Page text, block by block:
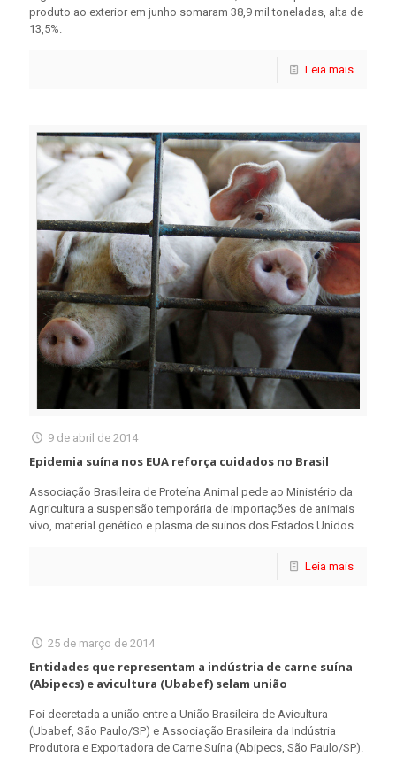
produto ao exterior em junho somaram 38,9 mil toneladas, alta de
13,5%.
Leia mais
9 de abril de 2014
Epidemia suína nos EUA reforça cuidados no Brasil
Associação Brasileira de Proteína Animal pede ao Ministério da
Agricultura a suspensão temporária de importações de animais
vivo, material genético e plasma de suínos dos Estados Unidos.
Leia mais
25 de março de 2014
Entidades que representam a indústria de carne suína
(Abipecs) e avicultura (Ubabef) selam união
Foi decretada a união entre a União Brasileira de Avicultura
(Ubabef, São Paulo/SP) e Associação Brasileira da Indústria
Produtora e Exportadora de Carne Suína (Abipecs, São Paulo/SP).